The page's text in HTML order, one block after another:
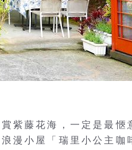
紫藤花海，一定是最愜
漫小屋「瑞里小公主咖